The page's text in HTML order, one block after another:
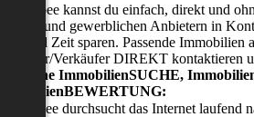
Flatbee kannst du einfach, direkt und
und gewerblichen Anbietern in
und Zeit sparen. Passende Immobilien
Verkäufer DIREKT kontaktieren
in-one ImmobilienSUCHE,
Flatbee durchsucht das Internet laufend